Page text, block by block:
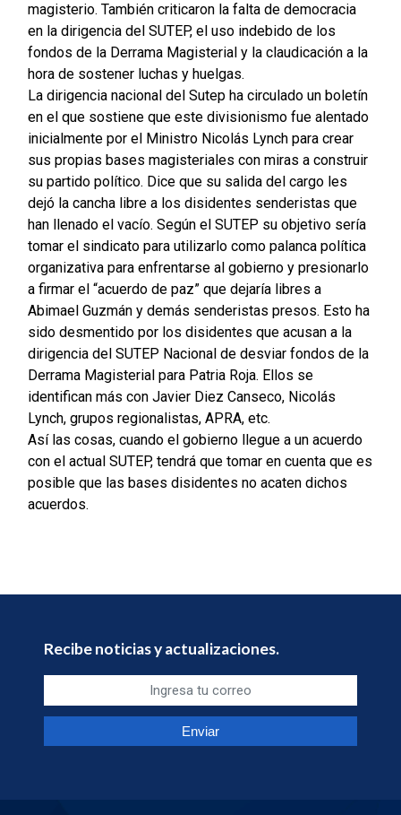
magisterio. También criticaron la falta de democracia
en la dirigencia del SUTEP, el uso indebido de los
fondos de la Derrama Magisterial y la claudicación a la
hora de sostener luchas y huelgas.
La dirigencia nacional del Sutep ha circulado un boletín
en el que sostiene que este divisionismo fue alentado
inicialmente por el Ministro Nicolás Lynch para crear
sus propias bases magisteriales con miras a construir
su partido político. Dice que su salida del cargo les
dejó la cancha libre a los disidentes senderistas que
han llenado el vacío. Según el SUTEP su objetivo sería
tomar el sindicato para utilizarlo como palanca política
organizativa para enfrentarse al gobierno y presionarlo
a firmar el “acuerdo de paz” que dejaría libres a
Abimael Guzmán y demás senderistas presos. Esto ha
sido desmentido por los disidentes que acusan a la
dirigencia del SUTEP Nacional de desviar fondos de la
Derrama Magisterial para Patria Roja. Ellos se
identifican más con Javier Diez Canseco, Nicolás
Lynch, grupos regionalistas, APRA, etc.
Así las cosas, cuando el gobierno llegue a un acuerdo
con el actual SUTEP, tendrá que tomar en cuenta que es
posible que las bases disidentes no acaten dichos
acuerdos.
Recibe noticias y actualizaciones.